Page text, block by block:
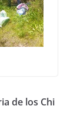
de los Chi